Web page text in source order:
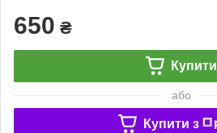
650 ₴
Купити
або
Купити з